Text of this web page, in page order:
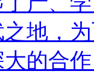
地，
的合